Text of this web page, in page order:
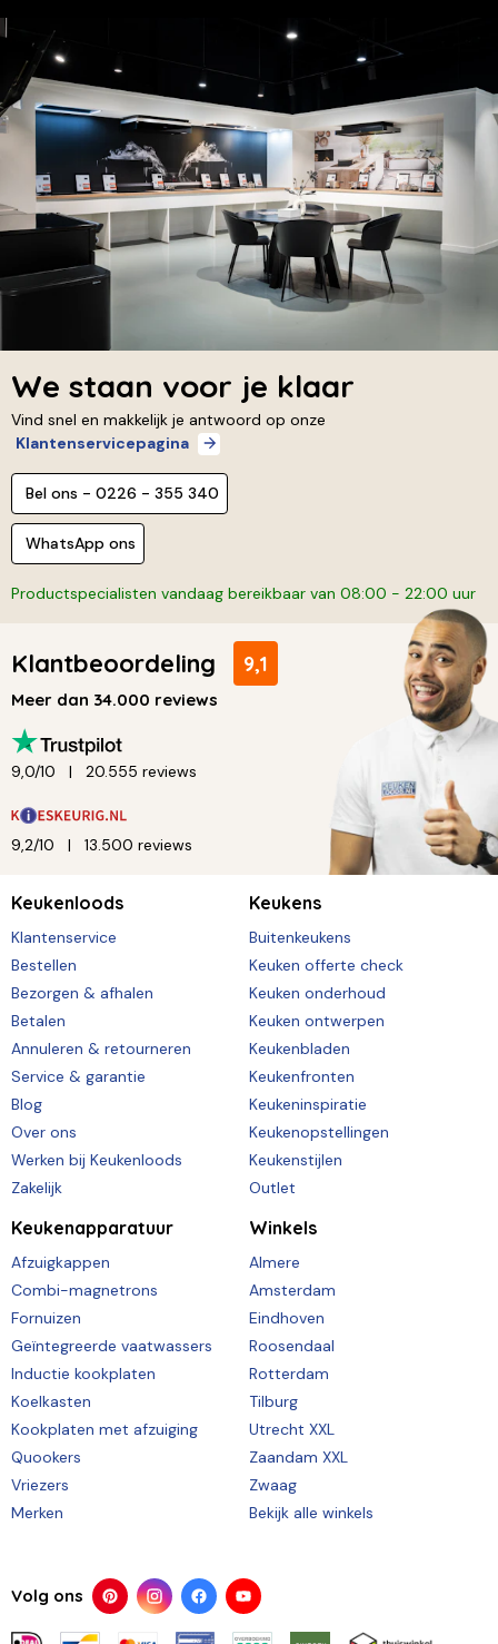
We staan voor je klaar
Vind snel en makkelijk je antwoord op onze
Klantenservicepagina
Bel ons - 0226 - 355 340
WhatsApp ons
Productspecialisten vandaag bereikbaar van 08:00 - 22:00 uur
Klantbeoordeling 9,1
Meer dan 34.000 reviews
9,0/10 20.555 reviews
9,2/10 13.500 reviews
Keukenloods
Klantenservice
Bestellen
Bezorgen & afhalen
Betalen
Annuleren & retourneren
Service & garantie
Blog
Over ons
Werken bij Keukenloods
Zakelijk
Keukens
Buitenkeukens
Keuken offerte check
Keuken onderhoud
Keuken ontwerpen
Keukenbladen
Keukenfronten
Keukeninspiratie
Keukenopstellingen
Keukenstijlen
Outlet
Keukenapparatuur
Afzuigkappen
Combi-magnetrons
Fornuizen
Geïntegreerde vaatwassers
Inductie kookplaten
Koelkasten
Kookplaten met afzuiging
Quookers
Vriezers
Merken
Winkels
Almere
Amsterdam
Eindhoven
Roosendaal
Rotterdam
Tilburg
Utrecht XXL
Zaandam XXL
Zwaag
Bekijk alle winkels
Volg ons